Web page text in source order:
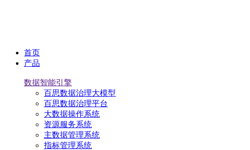
首页
产品
数据智能引擎
百思数据治理大模型
百思数据治理平台
大数据操作系统
资源服务系统
主数据管理系统
指标管理系统